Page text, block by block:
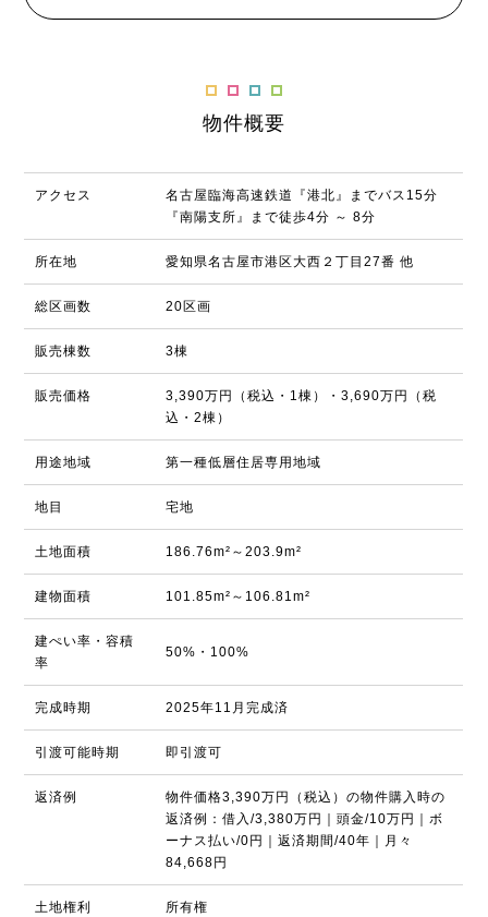
物件概要
アクセス
名古屋臨海高速鉄道『港北』までバス15分
『南陽支所』まで徒歩4分 ～ 8分
所在地 愛知県名古屋市港区大西２丁目27番 他
総区画数 20区画
販売棟数 3棟
販売価格
3,390万円（税込・1棟）・3,690万円（税
込・2棟）
用途地域 第一種低層住居専用地域
地目 宅地
土地面積 186.76m²～203.9m²
建物面積 101.85m²～106.81m²
建ぺい率・容積
率
50%・100%
完成時期 2025年11月完成済
引渡可能時期 即引渡可
返済例
物件価格3,390万円（税込）の物件購入時の
返済例：借入/3,380万円｜頭金/10万円｜ボ
ーナス払い/0円｜返済期間/40年｜月々
84,668円
土地権利 所有権